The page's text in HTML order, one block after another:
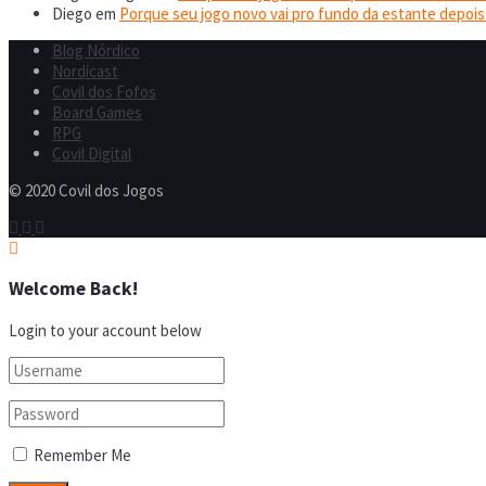
Diego em Porque seu jogo novo vai pro fundo da estante
Blog Nórdico
Nordicast
Covil dos Fofos
Board Games
RPG
Covil Digital
© 2020 Covil dos Jogos
Welcome Back!
Login to your account below
Remember Me